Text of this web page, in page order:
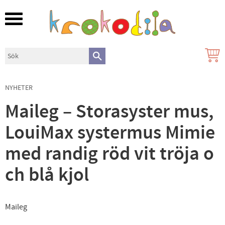
Meny
NYHETER
Maileg – Storasyster mus,
LouiMax systermus Mimie
med randig röd vit tröja o
ch blå kjol
Maileg